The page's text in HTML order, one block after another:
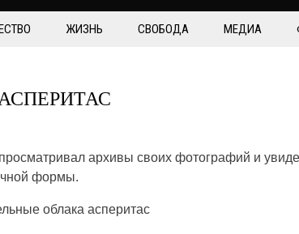
ЖИЗНЬ СВОБОДА МЕДИА
архивы своих фотографий и
формы.